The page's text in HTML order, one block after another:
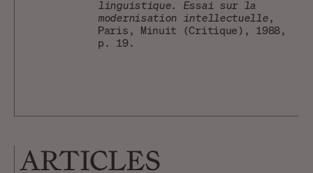
linguistique. Essai sur la
modernisation intellectuelle,
Paris, Minuit (Critique), 1988,
p. 19.
ARTICLES